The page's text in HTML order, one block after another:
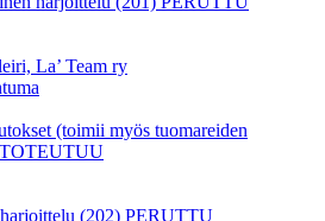
La’ Team ry
(toimii myös tuomareiden
TOTEUTUU
(202) PERUTTU